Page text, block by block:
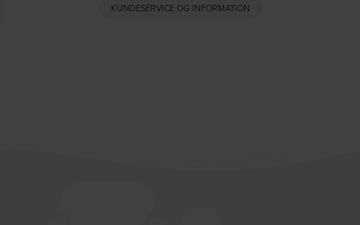
KUNDESERVICE OG INFORMATION